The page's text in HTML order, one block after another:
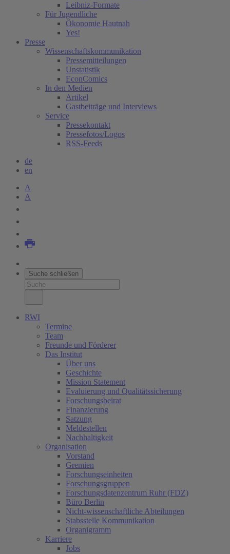
Leibniz-Formate
Für Jugendliche
Ökonomie Hautnah
Yes!
Presse
Wissenschaftskommunikation
Pressemitteilungen
Unstatistik
EconComics
In den Medien
Artikel
Gastbeiträge und Interviews
Service
Pressekontakt
Pressefotos/Logos
RSS-Feeds
de
en
A
A
Suche schließen
RWI
Termine
Team
Freunde und Förderer
Das Institut
Über uns
Geschichte
Mission Statement
Evaluierung und Qualitätssicherung
Forschungsbeirat
Finanzierung
Satzung
Meldestellen
Nachhaltigkeit
Organisation
Vorstand
Gremien
Forschungseinheiten
Forschungsgruppen
Forschungsdatenzentrum Ruhr (FDZ)
Büro Berlin
Nicht-wissenschaftliche Abteilungen
Stabsstelle Kommunikation
Organigramm
Karriere
Jobs